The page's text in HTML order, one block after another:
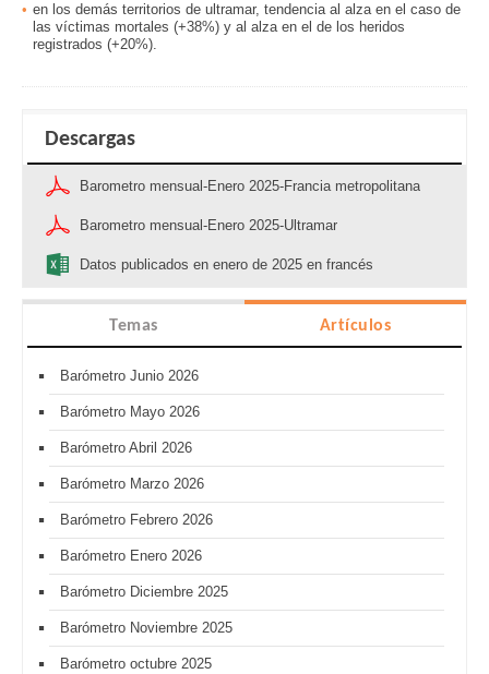
en los demás territorios de ultramar, tendencia al alza en el caso de
las víctimas mortales (+38%) y al alza en el de los heridos
registrados (+20%).
Descargas
Barometro mensual-Enero 2025-Francia metropolitana
Barometro mensual-Enero 2025-Ultramar
Datos publicados en enero de 2025 en francés
Temas Artículos
Barómetro Junio 2026
Barómetro Mayo 2026
Barómetro Abril 2026
Barómetro Marzo 2026
Barómetro Febrero 2026
Barómetro Enero 2026
Barómetro Diciembre 2025
Barómetro Noviembre 2025
Barómetro octubre 2025